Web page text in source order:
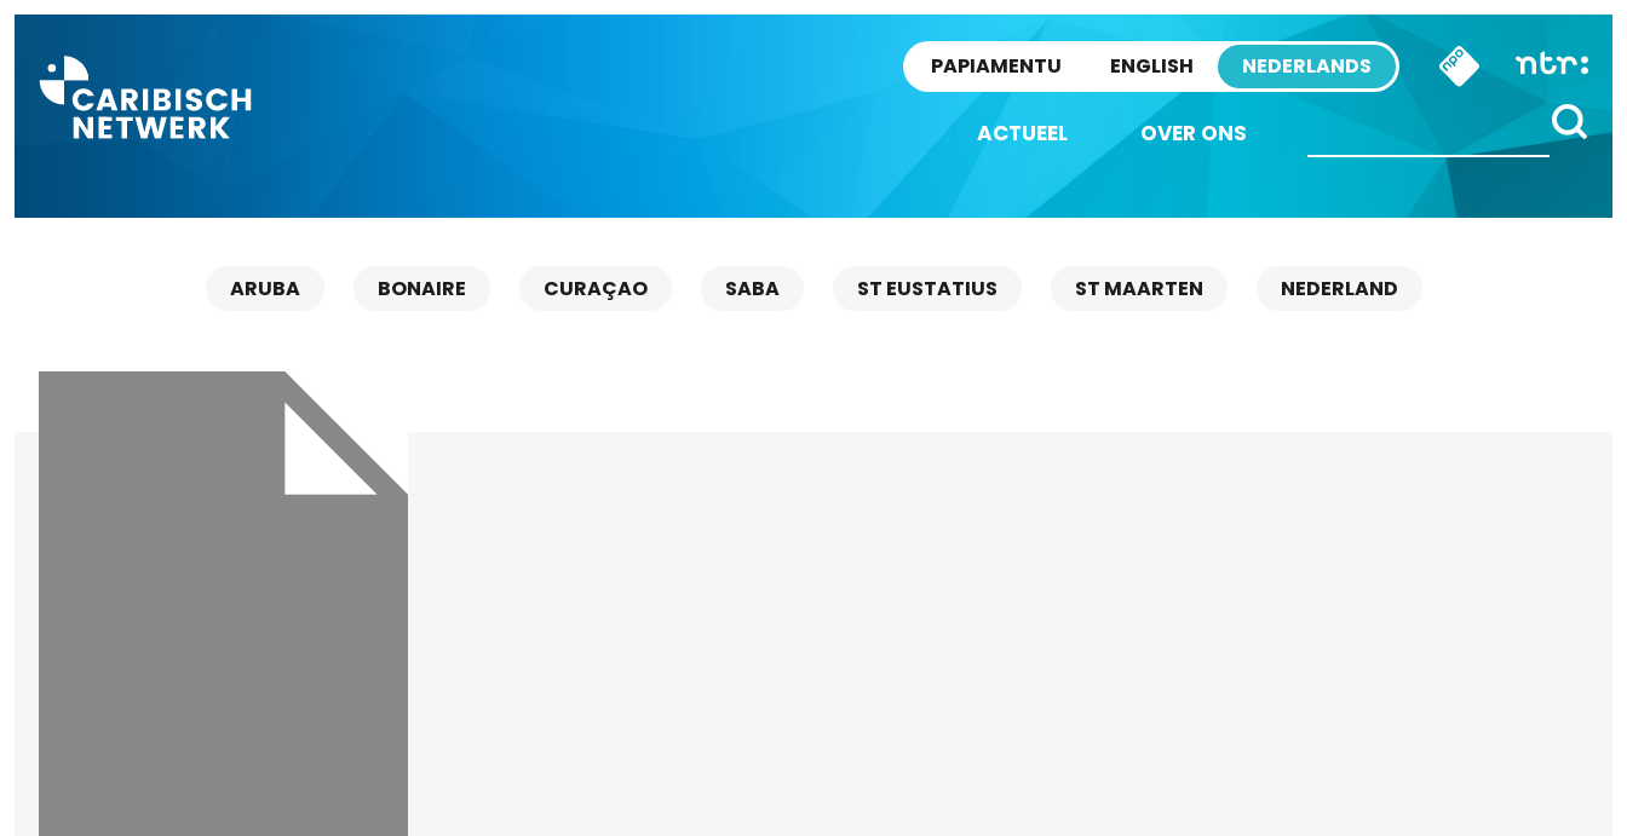
PAPIAMENTU ENGLISH NEDERLANDS
ACTUEEL OVER ONS
ARUBA BONAIRE CURAÇAO SABA ST EUSTATIUS ST MAARTEN NEDERLAND